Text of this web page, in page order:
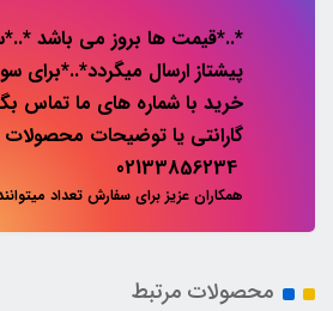
*..*قیمت ها بروز می باشد
پیشتاز ارسال میگردد*..*برای
خرید با شماره های ما تماس
گارانتی یا توضیحات
همکاران عزیز برای سفارش تعداد
محصولات مرتبط